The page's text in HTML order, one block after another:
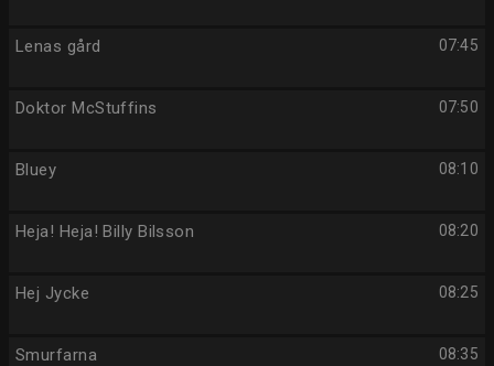
07:45
Lenas gård
07:50
Doktor McStuffins
08:10
Bluey
08:20
Heja! Heja! Billy Bilsson
08:25
Hej Jycke
08:35
Smurfarna